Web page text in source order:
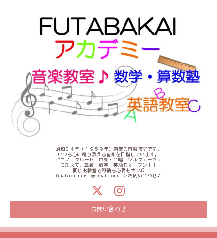
昭和３４年（１９５９年）創業の音楽教室です。
いつも心に寄り添える音楽を目指しています。
ピアノ・フルート・声楽・合唱・ソルフェージュ
に加えて、算数・数学・英語もオープン！！
同じお教室で移動も必要もナシ♫
futabakai.music@gmail.com ⇦お問い合わせ🎵
お問い合わせ